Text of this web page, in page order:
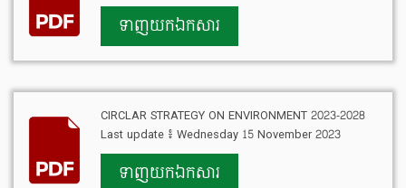
ទាញយកឯកសារ
CIRCLAR STRATEGY ON ENVIRONMENT 2023-2028
Last update ៖ Wednesday 15 November 2023
ទាញយកឯកសារ